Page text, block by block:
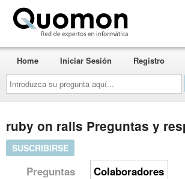
Introduzca
su
pregunta
aquí...
Home Iniciar Sesión Registro
ruby on rails Preguntas y
SUSCRIBIRSE
Preguntas Colaboradores